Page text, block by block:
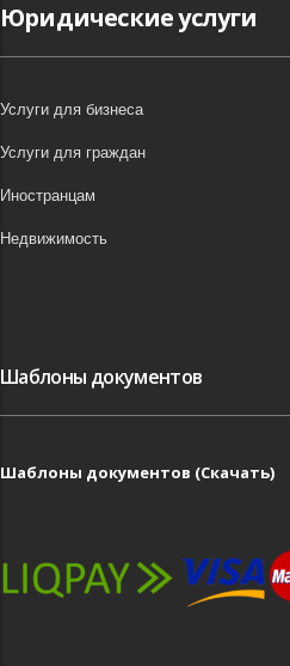
Юридические услуги
Услуги для бизнеса
Услуги для граждан
Иностранцам
Недвижимость
Шаблоны документов
Шаблоны документов (Скачать)